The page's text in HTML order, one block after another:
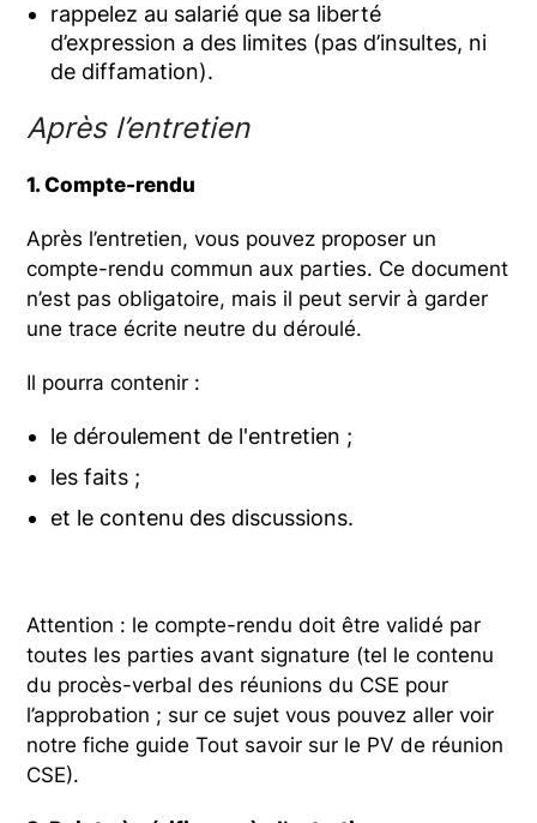
rappelez au salarié que sa liberté
d’expression a des limites (pas d’insultes, ni
de diffamation).
Après l’entretien
1. Compte-rendu
Après l’entretien, vous pouvez proposer un
compte-rendu commun aux parties. Ce document
n’est pas obligatoire, mais il peut servir à garder
une trace écrite neutre du déroulé.
Il pourra contenir :
le déroulement de l'entretien ;
les faits ;
et le contenu des discussions.
Attention : le compte-rendu doit être validé par
toutes les parties avant signature (tel le contenu
du procès-verbal des réunions du CSE pour
l’approbation ; sur ce sujet vous pouvez aller voir
notre fiche guide Tout savoir sur le PV de réunion
CSE).